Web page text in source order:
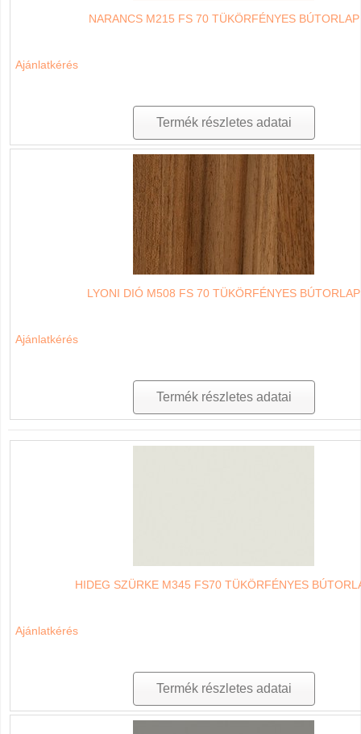
NARANCS M215 FS 70 TÜKÖRFÉNYES BÚTORLAP
Ajánlatkérés
Termék részletes adatai
LYONI DIÓ M508 FS 70 TÜKÖRFÉNYES BÚTORLAP
Ajánlatkérés
Termék részletes adatai
HIDEG SZÜRKE M345 FS70 TÜKÖRFÉNYES
Ajánlatkérés
Termék részletes adatai